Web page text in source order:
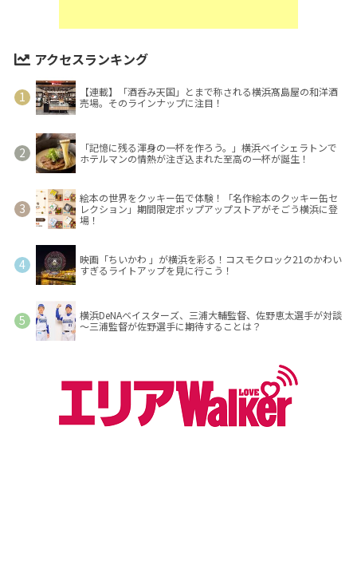
アクセスランキング
【連載】「酒呑み天国」とまで称される横浜髙島屋の和洋酒
売場。そのラインナップに注目！
「記憶に残る渾身の一杯を作ろう。」横浜ベイシェラトンで
ホテルマンの情熱が注ぎ込まれた至高の一杯が誕生！
絵本の世界をクッキー缶で体験！「名作絵本のクッキー缶セ
レクション」期間限定ポップアップストアがそごう横浜に登
場！
映画「ちいかわ 」が横浜を彩る！コスモクロック21のかわい
すぎるライトアップを見に行こう！
横浜DeNAベイスターズ、三浦大輔監督、佐野恵太選手が対談
～三浦監督が佐野選手に期待することは？